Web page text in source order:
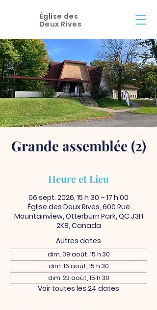
Église des
Deux Rives
Grande assemblée (2)
Heure et Lieu
06 sept. 2026, 15 h 30 – 17 h 00
Église des Deux Rives, 600 Rue
Mountainview, Otterburn Park, QC J3H
2K8, Canada
Autres dates
dim. 09 août, 15 h 30
dim. 16 août, 15 h 30
dim. 23 août, 15 h 30
Voir toutes les 24 dates